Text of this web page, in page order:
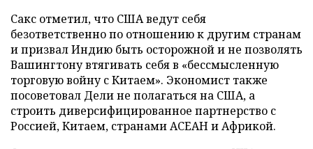
Сакс отметил, что США ведут себя
безответственно по отношению к другим странам
и призвал Индию быть осторожной и не позволять
Вашингтону втягивать себя в «бессмысленную
торговую войну с Китаем». Экономист также
посоветовал Дели не полагаться на США, а
строить диверсифицированное партнерство с
Россией, Китаем, странами АСЕАН и Африкой.